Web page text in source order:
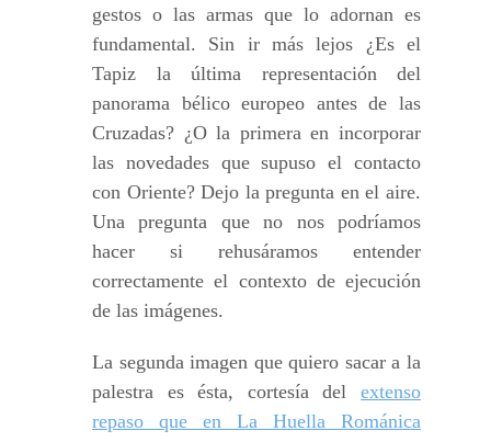
gestos o las armas que lo adornan es
fundamental. Sin ir más lejos ¿Es el
Tapiz la última representación del
panorama bélico europeo antes de las
Cruzadas? ¿O la primera en incorporar
las novedades que supuso el contacto
con Oriente? Dejo la pregunta en el aire.
Una pregunta que no nos podríamos
hacer si rehusáramos entender
correctamente el contexto de ejecución
de las imágenes.
La segunda imagen que quiero sacar a la
palestra es ésta, cortesía del extenso
repaso que en La Huella Románica